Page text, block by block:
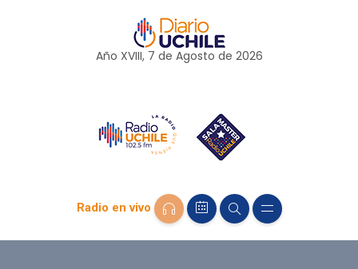
Año XVIII, 7 de Agosto de 2026
Radio en vivo